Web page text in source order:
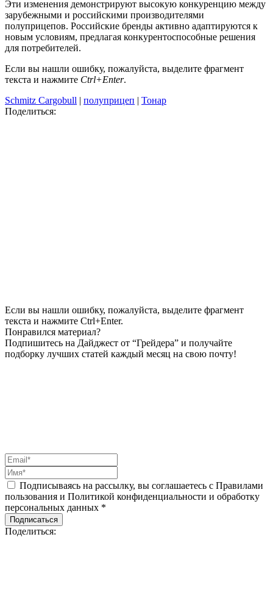
Эти изменения демонстрируют высокую конкуренцию между
зарубежными и российскими производителями
полуприцепов. Российские бренды активно адаптируются к
новым условиям, предлагая конкурентоспособные решения
для потребителей.
Если вы нашли ошибку, пожалуйста, выделите фрагмент
текста и нажмите Ctrl+Enter.
Schmitz Cargobull | полуприцеп | Тонар
Поделиться:
Если вы нашли ошибку, пожалуйста, выделите фрагмент
текста и нажмите Ctrl+Enter.
Понравился материал?
Подпишитесь на Дайджест от “Грейдера” и получайте
подборку лучших статей каждый месяц на свою почту!
Подписываясь на рассылку, вы соглашаетесь с Правилами
пользования и Политикой конфиденциальности и обработку
персональных данных *
Подписаться
Поделиться: